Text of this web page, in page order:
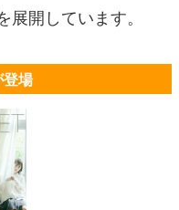
開しています。
場